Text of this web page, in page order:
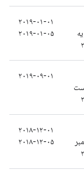
۲۰۱۹-۰۱-۰۱
۲۰۱۹-۰۱-۰۵
۲۰۱۹-۰۹-۰۱
۲۰۱۸-۱۲-۰۱
۲۰۱۸-۱۲-۰۵